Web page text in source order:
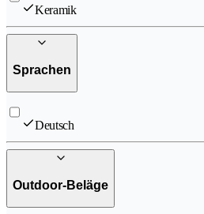
Keramik
Sprachen
Deutsch
Outdoor-Beläge